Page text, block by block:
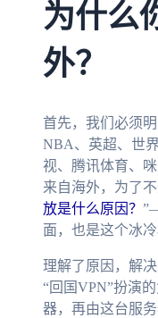
为什么
外？
首先，我们必须
NBA、英超、世
视、腾讯体育、
来自海外，为了
放是什么原因？
面，也是这个冰
理解了原因，解
“回国VPN”扮演
器，再由这台服